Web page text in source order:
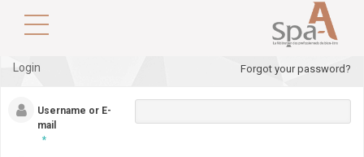
Login Forgot your password?
Username or E-
mail
*